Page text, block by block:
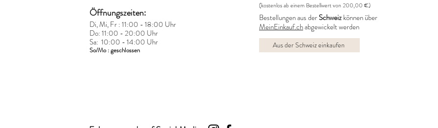
Öffnungszeiten:
Di, Mi, Fr : 11:00 - 18:00 Uhr
Do: 11:00 - 20:00 Uhr
Sa: 10:00 - 14:00 Uhr
So/Mo : geschlossen
(kostenlos ab einem Bestellwert von 200,00 €)
Bestellungen aus derSchweizkönnen über
MeinEinkauf.chabgewickelt werden
Aus der Schweiz einkaufen